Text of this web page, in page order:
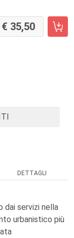
35,50
DETTAGLI
dai servizi nella
urbanistico più